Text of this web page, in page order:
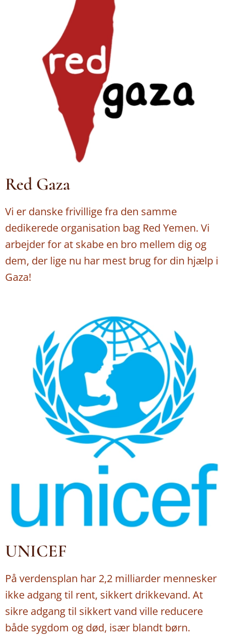
Red Gaza
Vi er danske frivillige fra den samme
dedikerede organisation bag Red Yemen. Vi
arbejder for at skabe en bro mellem dig og
dem, der lige nu har mest brug for din hjælp i
Gaza!
UNICEF
På verdensplan har 2,2 milliarder mennesker
ikke adgang til rent, sikkert drikkevand. At
sikre adgang til sikkert vand ville reducere
både sygdom og død, især blandt børn.